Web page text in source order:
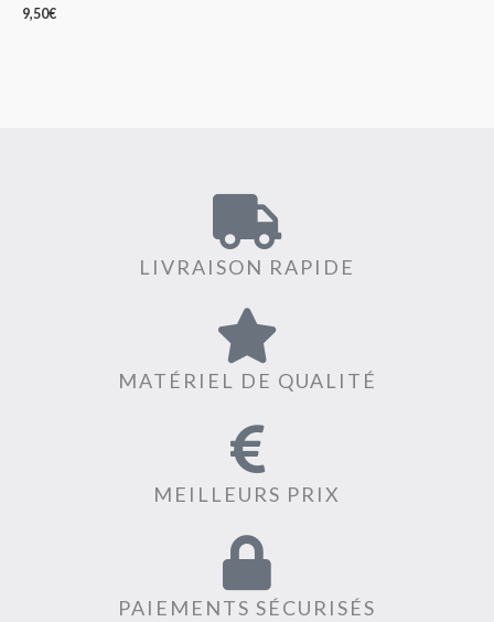
9,50€
LIVRAISON RAPIDE
MATÉRIEL DE QUALITÉ
MEILLEURS PRIX
PAIEMENTS SÉCURISÉS